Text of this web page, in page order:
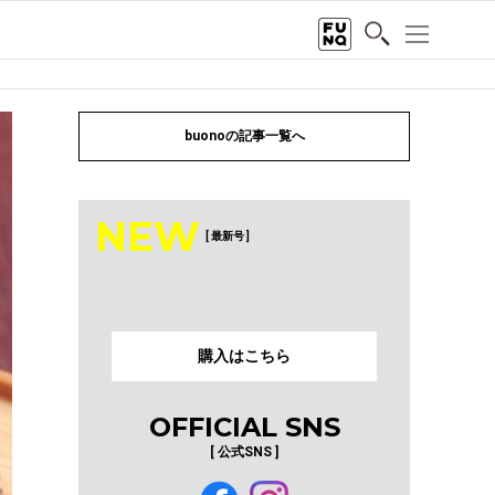
buonoの記事一覧へ
NEW [ 最新号 ]
購入はこちら
OFFICIAL SNS
[ 公式SNS ]